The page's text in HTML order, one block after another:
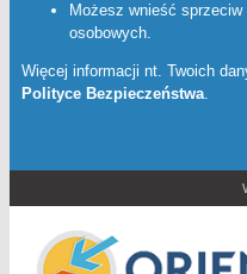
Możesz wnieść
osobowych.
Więcej informacji nt. Twoich
Polityce Bezpieczeństwa.